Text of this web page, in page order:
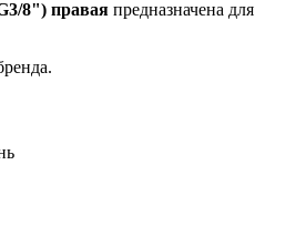
8") правая предназначена для